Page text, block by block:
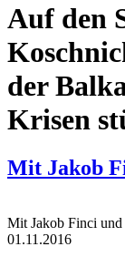
Auf den
der
Krisen
Mit Jakob
Mit Jakob Finci
01.11.2016